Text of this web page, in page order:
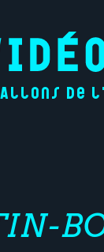
Allons de